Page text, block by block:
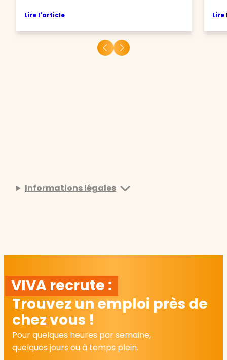
Lire l'article
Informations légales
VIVA recrute :
Trouvez un emploi près de
chez vous !
Pour quelques heures par semaine,
quelques jours ou à temps plein.